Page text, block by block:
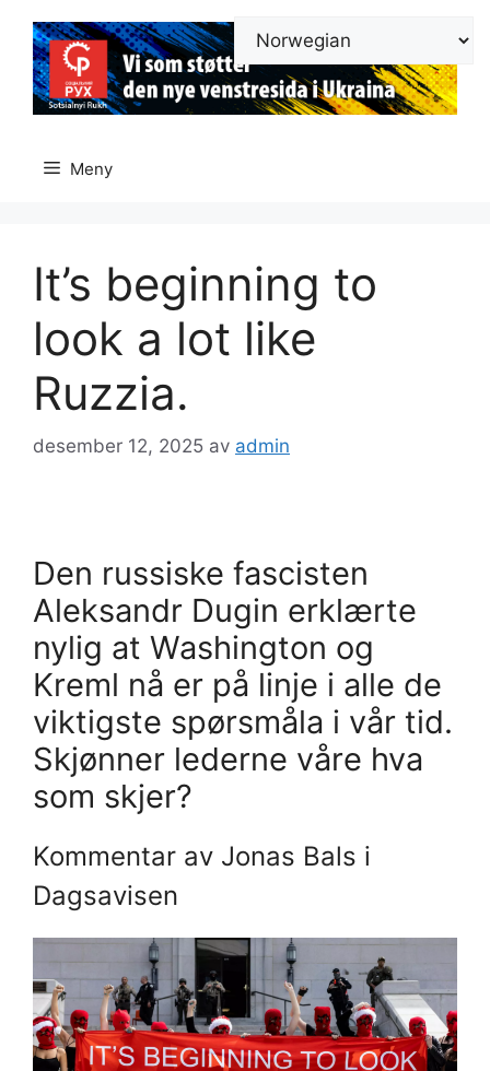
innhold
Meny
It’s beginning to
look a lot like
Ruzzia.
desember 12, 2025 av admin
Den russiske fascisten
Aleksandr Dugin erklærte
nylig at Washington og
Kreml nå er på linje i alle de
viktigste spørsmåla i vår tid.
Skjønner lederne våre hva
som skjer?
Kommentar av Jonas Bals i
Dagsavisen